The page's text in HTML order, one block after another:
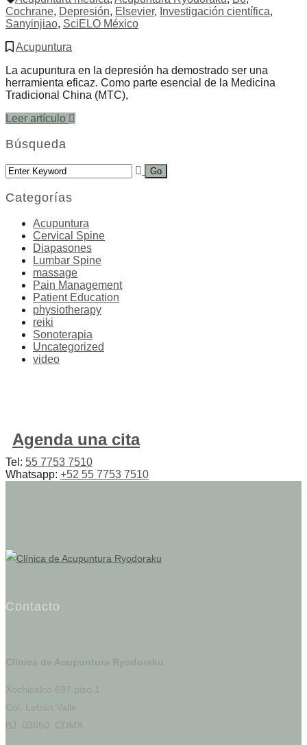
Cochrane, Depresión, Elsevier, Investigación científica,
Sanyinjiao, SciELO México
Acupuntura
La acupuntura en la depresión ha demostrado ser una
herramienta eficaz. Como parte esencial de la Medicina
Tradicional China (MTC),
Leer artículo
Búsqueda
Categorías
Acupuntura
Cervical Spine
Diapasones
Lumbar Spine
massage
Pain Management
Patient Education
physiotherapy
reiki
Sonoterapia
Uncategorized
video
Agenda una cita
Tel: 55 7753 7510
Whatsapp: +52 55 7753 7510
Contacto
Clinica de Acupuntura Ryodoraku
Xochicalco 697 piso 1
Col. Letrán Valle
BJ, 03650, CDMX